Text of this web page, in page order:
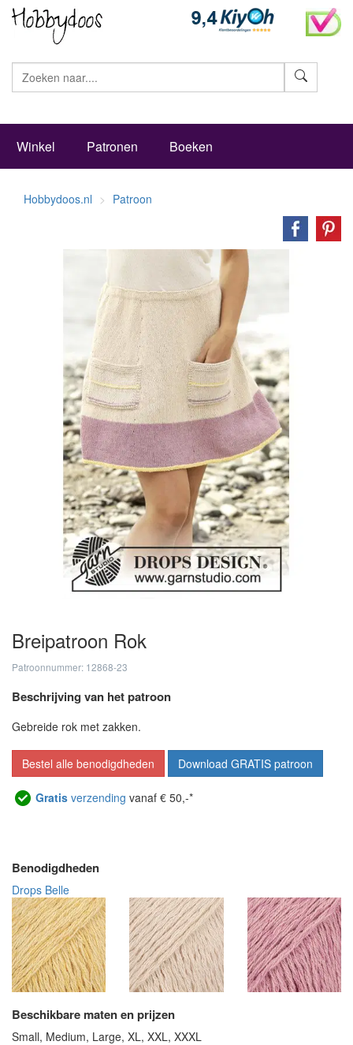
Winkel Patronen Boeken
Hobbydoos.nl Patroon
Breipatroon Rok
Patroonnummer: 12868-23
Beschrijving van het patroon
Gebreide rok met zakken.
Bestel alle benodigdheden Download GRATIS patroon
Gratis verzending vanaf € 50,-*
Benodigdheden
Drops Belle
Beschikbare maten en prijzen
Small, Medium, Large, XL, XXL, XXXL